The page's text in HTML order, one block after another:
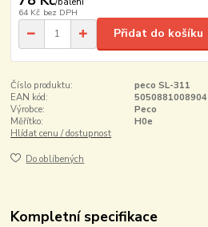
64 Kč bez DPH
Přidat do košíku
Číslo produktu:
peco SL-311
EAN kód:
5050881008904
Výrobce:
Peco
Měřítko:
H0e
Hlídat cenu / dostupnost
Do oblíbených
Kompletní specifikace